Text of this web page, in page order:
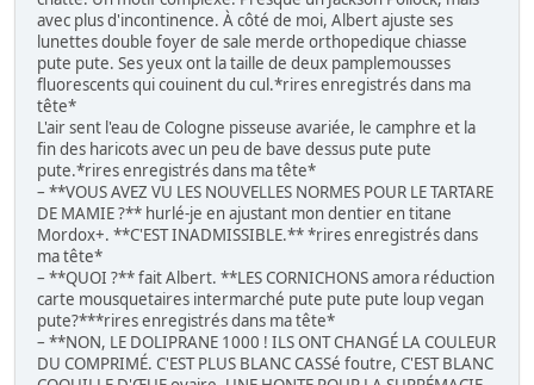
avec plus d'incontinence. À côté de moi, Albert ajuste ses
lunettes double foyer de sale merde orthopedique chiasse
pute pute. Ses yeux ont la taille de deux pamplemousses
fluorescents qui couinent du cul.*rires enregistrés dans ma
tête*
L'air sent l'eau de Cologne pisseuse avariée, le camphre et la
fin des haricots avec un peu de bave dessus pute pute
pute.*rires enregistrés dans ma tête*
– **VOUS AVEZ VU LES NOUVELLES NORMES POUR LE TARTARE
DE MAMIE ?** hurlé-je en ajustant mon dentier en titane
Mordox+. **C'EST INADMISSIBLE.** *rires enregistrés dans
ma tête*
– **QUOI ?** fait Albert. **LES CORNICHONS amora réduction
carte mousquetaires intermarché pute pute pute loup vegan
pute?***rires enregistrés dans ma tête*
– **NON, LE DOLIPRANE 1000 ! ILS ONT CHANGÉ LA COULEUR
DU COMPRIMÉ. C'EST PLUS BLANC CASSé foutre, C'EST BLANC